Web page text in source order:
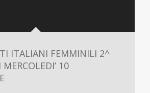
ITALIANI FEMMINILI 2^
10